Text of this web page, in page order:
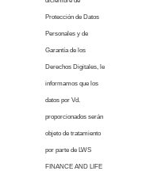
Protección de Datos
Personales y de
Garantía de los
Derechos Digitales, le
informamos que los
datos por Vd.
proporcionados serán
objeto de tratamiento
por parte de LWS
FINANCE AND LIFE